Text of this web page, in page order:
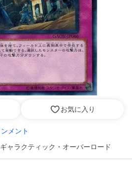
お気に入り
メント
ャラクティック・オーバーロード